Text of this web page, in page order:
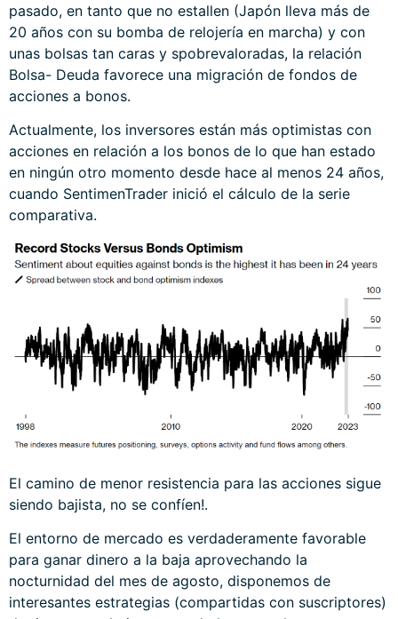
pasado, en tanto que no estallen (Japón lleva más de
20 años con su bomba de relojería en marcha) y con
unas bolsas tan caras y spobrevaloradas, la relación
Bolsa- Deuda favorece una migración de fondos de
acciones a bonos.
Actualmente, los inversores están más optimistas con
acciones en relación a los bonos de lo que han estado
en ningún otro momento desde hace al menos 24 años,
cuando SentimenTrader inició el cálculo de la serie
comparativa.
El camino de menor resistencia para las acciones sigue
siendo bajista, no se confíen!.
El entorno de mercado es verdaderamente favorable
para ganar dinero a la baja aprovechando la
nocturnidad del mes de agosto, disponemos de
interesantes estrategias (compartidas con suscriptores)